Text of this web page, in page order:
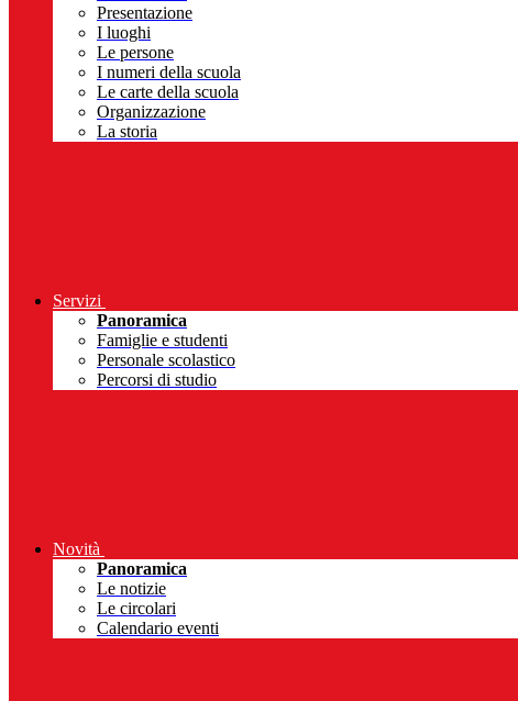
Presentazione
I luoghi
Le persone
I numeri della scuola
Le carte della scuola
Organizzazione
La storia
Servizi
Panoramica
Famiglie e studenti
Personale scolastico
Percorsi di studio
Novità
Panoramica
Le notizie
Le circolari
Calendario eventi